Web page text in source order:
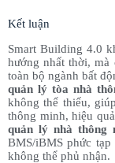
Kết luận
Smart Building 4.0
hướng nhất thời,
toàn bộ ngành bất
quản lý tòa nhà
không thể thiếu,
thông minh, hiệu
quản lý nhà thông
BMS/iBMS phức
không thể phủ nhận.